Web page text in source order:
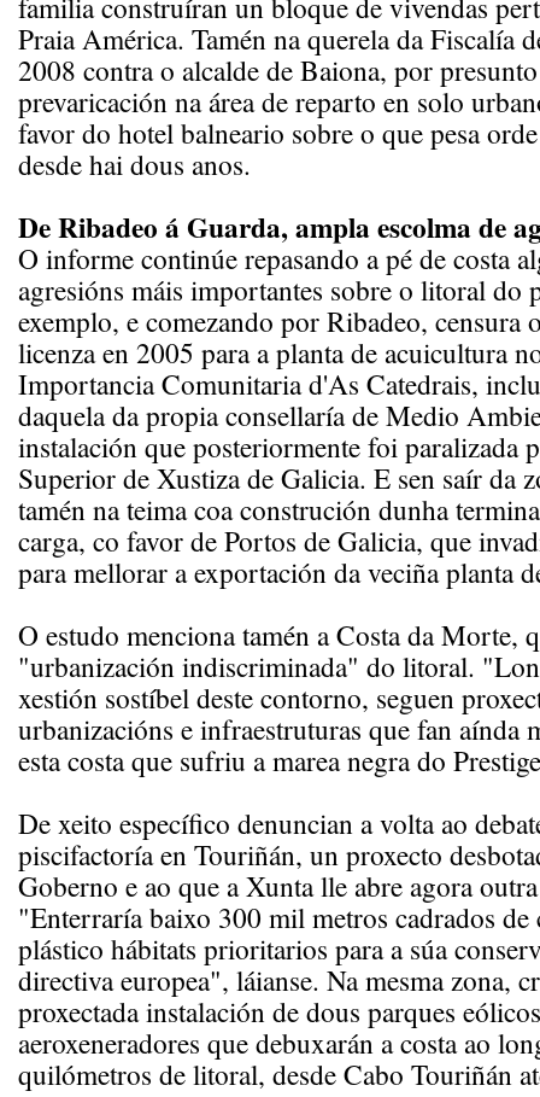
Praia América. Tamén na querela da Fiscalía
2008 contra o alcalde de Baiona, por
prevaricación na área de reparto en solo
favor do hotel balneario sobre o que pesa
desde hai dous anos.
De Ribadeo á Guarda, ampla escolma de
O informe continúe repasando a pé de costa
agresións máis importantes sobre o litoral do
exemplo, e comezando por Ribadeo, censura
licenza en 2005 para a planta de acuicultura
Importancia Comunitaria d'As Catedrais,
daquela da propia consellaría de Medio
instalación que posteriormente foi paralizada
Superior de Xustiza de Galicia. E sen saír da
tamén na teima coa construción dunha
carga, co favor de Portos de Galicia, que
para mellorar a exportación da veciña planta
O estudo menciona tamén a Costa da Morte,
"urbanización indiscriminada" do litoral.
xestión sostíbel deste contorno, seguen
urbanizacións e infraestruturas que fan aínda
esta costa que sufriu a marea negra do
De xeito específico denuncian a volta ao
piscifactoría en Touriñán, un proxecto
Goberno e ao que a Xunta lle abre agora
"Enterraría baixo 300 mil metros cadrados de
plástico hábitats prioritarios para a súa
directiva europea", láianse. Na mesma zona,
proxectada instalación de dous parques
aeroxeneradores que debuxarán a costa ao
quilómetros de litoral, desde Cabo Touriñán